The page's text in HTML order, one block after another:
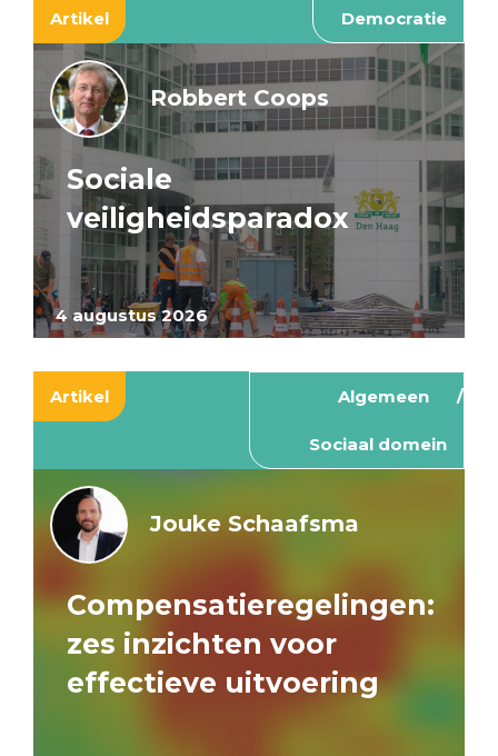
Artikel Democratie
4 augustus 2026
Robbert Coops
Sociale
veiligheidsparadox
Artikel Algemeen
Sociaal domein
Jouke Schaafsma
Compensatieregelingen:
zes inzichten voor
effectieve uitvoering